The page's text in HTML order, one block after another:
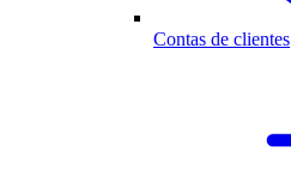
Contas de clientes